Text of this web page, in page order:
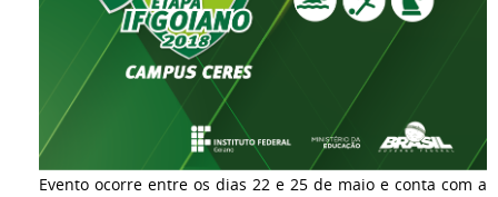
Evento ocorre entre os dias 22 e 25 de maio e conta com a